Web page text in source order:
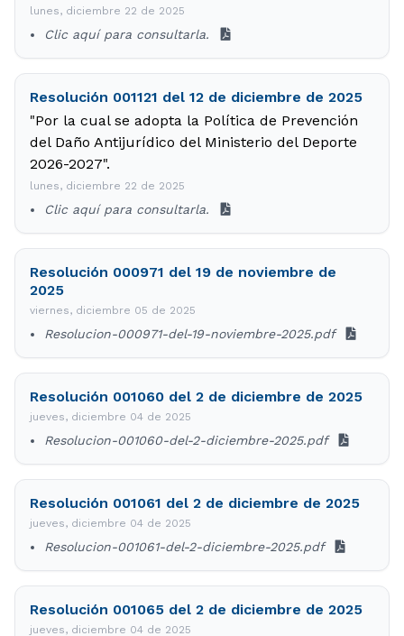
lunes, diciembre 22 de 2025
Clic aquí para consultarla.
Resolución 001121 del 12 de diciembre de 2025
"Por la cual se adopta la Política de Prevención
del Daño Antijurídico del Ministerio del Deporte
2026-2027".
lunes, diciembre 22 de 2025
Clic aquí para consultarla.
Resolución 000971 del 19 de noviembre de
2025
viernes, diciembre 05 de 2025
Resolucion-000971-del-19-noviembre-2025.pdf
Resolución 001060 del 2 de diciembre de 2025
jueves, diciembre 04 de 2025
Resolucion-001060-del-2-diciembre-2025.pdf
Resolución 001061 del 2 de diciembre de 2025
jueves, diciembre 04 de 2025
Resolucion-001061-del-2-diciembre-2025.pdf
Resolución 001065 del 2 de diciembre de 2025
jueves, diciembre 04 de 2025